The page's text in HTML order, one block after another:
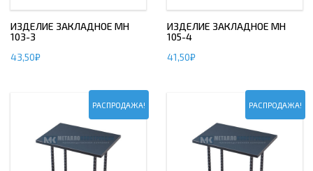
ИЗДЕЛИЕ ЗАКЛАДНОЕ МН
103-3
43,50₽
ИЗДЕЛИЕ ЗАКЛАДНОЕ МН
105-4
41,50₽
РАСПРОДАЖА! РАСПРОДАЖА!